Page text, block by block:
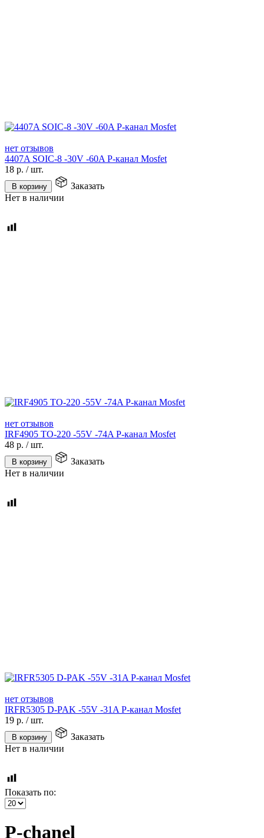
нет отзывов
4407A SOIC-8 -30V -60A P-канал Mosfet
18 р. /шт.
В корзину
Заказать
Нет в наличии
нет отзывов
IRF4905 TO-220 -55V -74A P-канал Mosfet
48 р. /шт.
В корзину
Заказать
Нет в наличии
нет отзывов
IRFR5305 D-PAK -55V -31A P-канал Mosfet
19 р. /шт.
В корзину
Заказать
Нет в наличии
Показать по:
P-chanel